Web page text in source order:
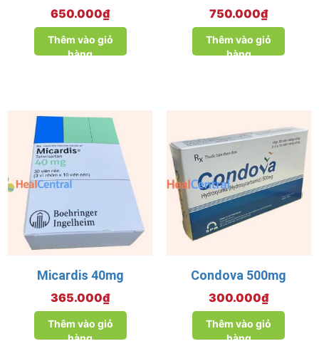
650.000₫
Thêm vào giỏ
hàng
750.000₫
Thêm vào giỏ
hàng
Micardis 40mg
365.000₫
Thêm vào giỏ
hàng
Condova 500mg
300.000₫
Thêm vào giỏ
hàng